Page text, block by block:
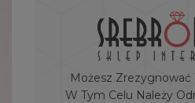
Możesz Zrezygnować
W Tym Celu Należy